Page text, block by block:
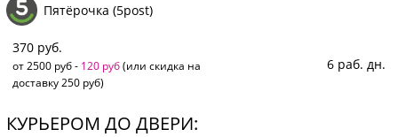
Пятёрочка (5post)
370 руб.
от 2500 руб - 120 руб(или скидка на
доставку 250 руб)
6 раб. дн.
КУРЬЕРОМ ДО ДВЕРИ: